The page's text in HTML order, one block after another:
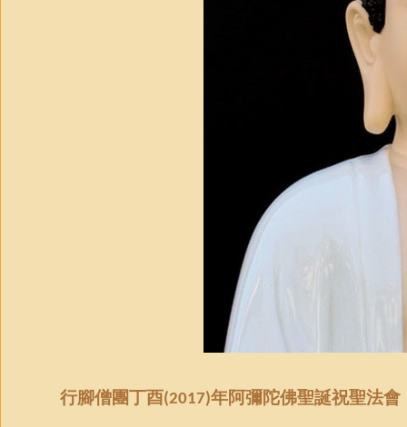
行腳僧團丁酉(2017)年阿彌陀佛聖誕祝聖法會